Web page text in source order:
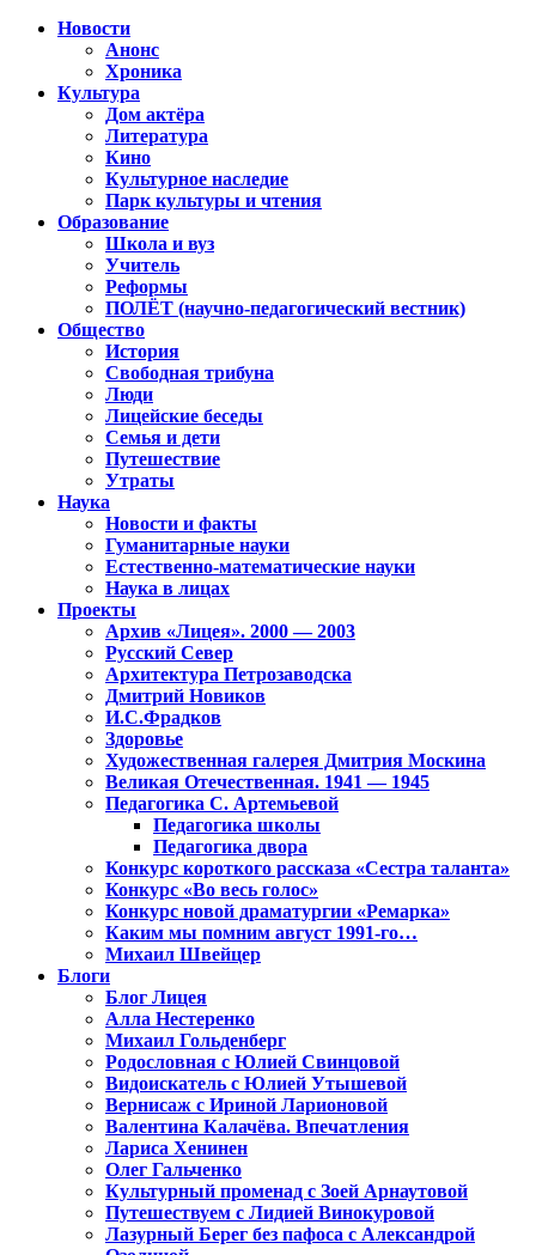
Новости
Анонс
Хроника
Культура
Дом актёра
Литература
Кино
Культурное наследие
Парк культуры и чтения
Образование
Школа и вуз
Учитель
Реформы
ПОЛЁТ (научно-педагогический вестник)
Общество
История
Свободная трибуна
Люди
Лицейские беседы
Семья и дети
Путешествие
Утраты
Наука
Новости и факты
Гуманитарные науки
Естественно-математические науки
Наука в лицах
Проекты
Архив «Лицея». 2000 — 2003
Русский Север
Архитектура Петрозаводска
Дмитрий Новиков
И.С.Фрадков
Здоровье
Художественная галерея Дмитрия Москина
Великая Отечественная. 1941 — 1945
Педагогика С. Артемьевой
Педагогика школы
Педагогика двора
Конкурс короткого рассказа «Сестра таланта»
Конкурс «Во весь голос»
Конкурс новой драматургии «Ремарка»
Каким мы помним август 1991-го…
Михаил Швейцер
Блоги
Блог Лицея
Алла Нестеренко
Михаил Гольденберг
Родословная с Юлией Свинцовой
Видоискатель с Юлией Утышевой
Вернисаж с Ириной Ларионовой
Валентина Калачёва. Впечатления
Лариса Хенинен
Олег Гальченко
Культурный променад с Зоей Арнаутовой
Путешествуем с Лидией Винокуровой
Лазурный Берег без пафоса с Александрой